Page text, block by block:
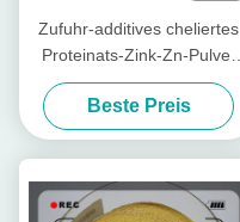
Zufuhr-additives cheliertes
Proteinats-Zink-Zn-Pulver
mit Rohprotein für
Futtermühle
Beste Preis